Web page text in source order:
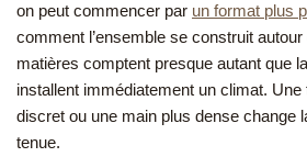
on peut commencer par un format plus
comment l’ensemble se construit
matières comptent presque autant que
installent immédiatement un climat.
discret ou une main plus dense change
tenue.